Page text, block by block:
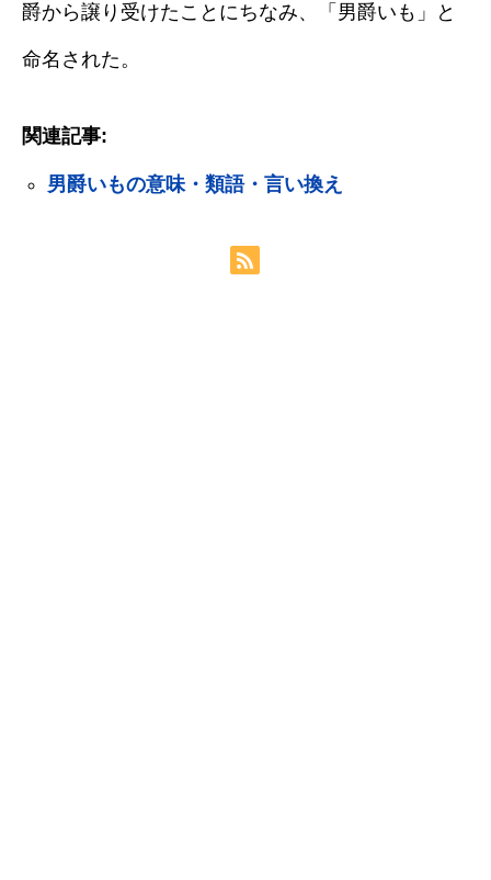
爵から譲り受けたことにちなみ、「男爵いも」と
命名された。
関連記事:
男爵いもの意味・類語・言い換え